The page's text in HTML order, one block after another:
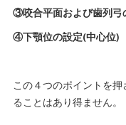
③咬合平面および歯列弓
④下顎位の設定(中心位)
この４つのポイントを
ることはあり得ません。